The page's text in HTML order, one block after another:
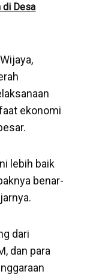
di Desa
ekonomi
lebih baik
benar-
dari
dan para